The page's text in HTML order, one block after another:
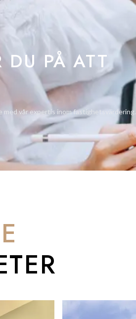
DU PÅ ATT
med vår expertis inom fastighetsvärdering.